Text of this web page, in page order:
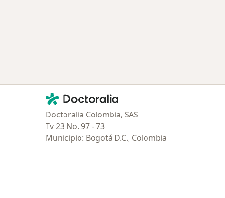
Contacto
Doctoralia - Página de inicio
Doctoralia Colombia, SAS
Tv 23 No. 97 - 73
Municipio: Bogotá D.C., Colombia